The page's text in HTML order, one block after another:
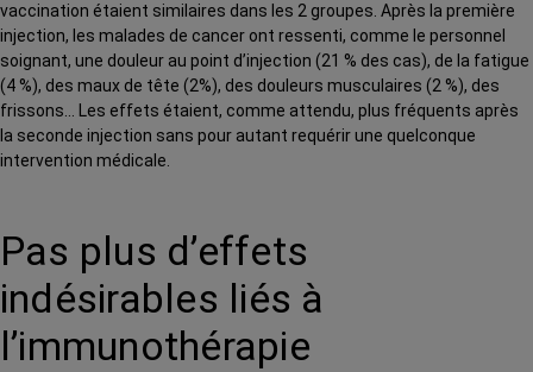
vaccination étaient similaires dans les 2 groupes. Après la première
injection, les malades de cancer ont ressenti, comme le personnel
soignant, une douleur au point d’injection (21 % des cas), de la fatigue
(4 %), des maux de tête (2%), des douleurs musculaires (2 %), des
frissons… Les effets étaient, comme attendu, plus fréquents après
la seconde injection sans pour autant requérir une quelconque
intervention médicale.
Pas plus d’effets
indésirables liés à
l’immunothérapie